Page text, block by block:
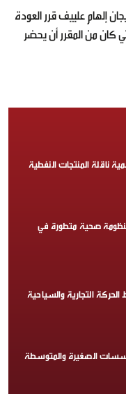
إلهام علييف قرر العودة
كان من المقرر أن يحضر
ناقلة المنتجات النفطية
صحية متطورة في
التجارية والسياحية
الصغيرة والمتوسطة